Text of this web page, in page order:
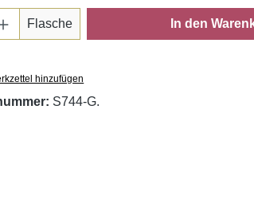
Anzahl: Gib den
Flasche In den
hinzufügen
S744-G.